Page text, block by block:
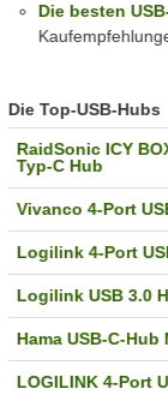
Die besten
Die Top-USB-Hubs
RaidSonic ICY
Typ-C Hub
Vivanco 4-Port
Logilink 4-Port
Logilink USB 3.0
Hama USB-C-
LOGILINK 4-Port